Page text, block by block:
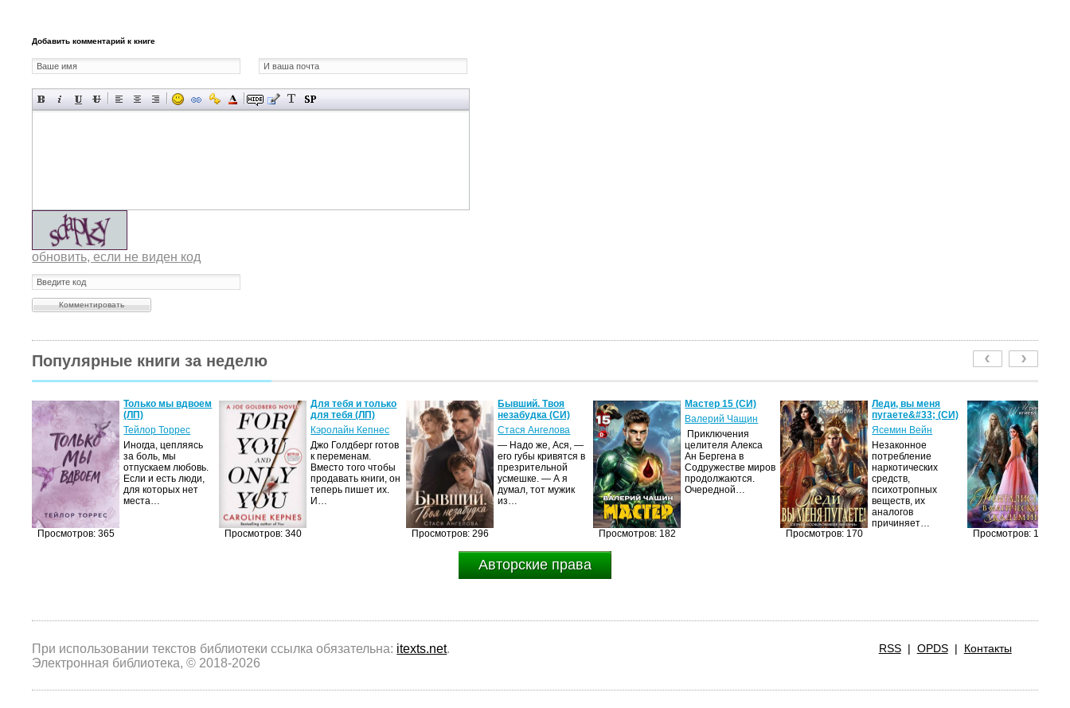
Добавить комментарий к книге
обновить, если не виден код
Популярные книги за неделю
Просмотров: 365
Только мы вдвоем
(ЛП)
Тейлор Торрес
Иногда, цепляясь
за боль, мы
отпускаем любовь.
Если и есть люди,
для которых нет
места…
Просмотров: 340
Для тебя и только
для тебя (ЛП)
Кэролайн Кепнес
Джо Голдберг готов
к переменам.
Вместо того чтобы
продавать книги, он
теперь пишет их.
И…
Просмотров: 296
Бывший. Твоя
незабудка (СИ)
Стася Ангелова
— Надо же, Ася, —
его губы кривятся в
презрительной
усмешке. — А я
думал, тот мужик
из…
Просмотров: 182
Мастер 15 (СИ)
Валерий Чащин
Приключения
целителя Алекса
Ан Бергена в
Содружестве миров
продолжаются.
Очередной…
Просмотров: 170
Леди, вы меня
пугаете&#33; (СИ)
Ясемин Вейн
Незаконное
потребление
наркотических
средств,
психотропных
веществ, их
аналогов
причиняет…
Просмотров: 148
Авторские права
При использовании текстов библиотеки ссылка обязательна: itexts.net.
Электронная библиотека, © 2018-2026
RSS| OPDS| Контакты